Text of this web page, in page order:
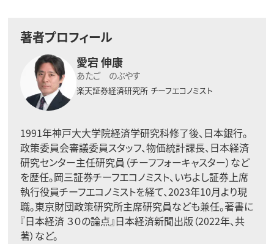
著者プロフィール
愛宕 伸康
あたご のぶやす
楽天証券経済研究所 チーフエコノミスト
1991年神戸大大学院経済学研究科修了後、日本銀行。
政策委員会審議委員スタッフ、物価統計課長、日本経済
研究センター主任研究員（チーフフォーキャスター）など
を歴任。岡三証券チーフエコノミスト、いちよし証券上席
執行役員チーフエコノミストを経て、2023年10月より現
職。東京財団政策研究所主席研究員なども兼任。著書に
『日本経済 ３０の論点』日本経済新聞出版（2022年、共
著）など。